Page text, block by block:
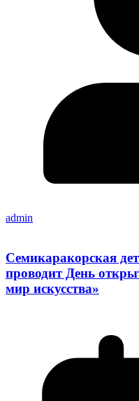
admin
Семикаракорская
проводит День
мир искусства»